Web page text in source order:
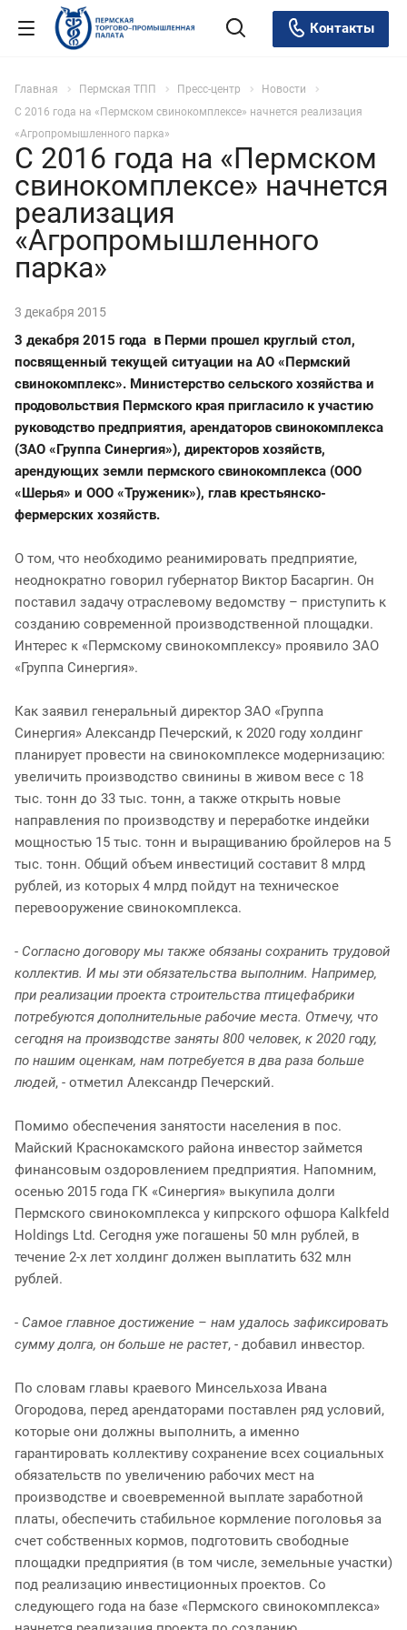
Контакты
Главная Пермская ТПП Пресс-центр
Новости
С 2016 года на «Пермском свинокомплексе» начнется реализация
«Агропромышленного парка»
С 2016 года на «Пермском
свинокомплексе» начнется
реализация
«Агропромышленного
парка»
3 декабря 2015
3 декабря 2015 года в Перми прошел круглый стол,
посвященный текущей ситуации на АО «Пермский
свинокомплекс». Министерство сельского хозяйства и
продовольствия Пермского края пригласило к участию
руководство предприятия, арендаторов свинокомплекса
(ЗАО «Группа Синергия»), директоров хозяйств,
арендующих земли пермского свинокомплекса (ООО
«Шерья» и ООО «Труженик»), глав крестьянско-
фермерских хозяйств.
О том, что необходимо реанимировать предприятие,
неоднократно говорил губернатор Виктор Басаргин. Он
поставил задачу отраслевому ведомству – приступить к
созданию современной производственной площадки.
Интерес к «Пермскому свинокомплексу» проявило ЗАО
«Группа Синергия».
Как заявил генеральный директор ЗАО «Группа
Синергия» Александр Печерский, к 2020 году холдинг
планирует провести на свинокомплексе модернизацию:
увеличить производство свинины в живом весе с 18
тыс. тонн до 33 тыс. тонн, а также открыть новые
направления по производству и переработке индейки
мощностью 15 тыс. тонн и выращиванию бройлеров на 5
тыс. тонн. Общий объем инвестиций составит 8 млрд
рублей, из которых 4 млрд пойдут на техническое
перевооружение свинокомплекса.
- Согласно договору мы также обязаны сохранить трудовой
коллектив. И мы эти обязательства выполним. Например,
при реализации проекта строительства птицефабрики
потребуются дополнительные рабочие места. Отмечу, что
сегодня на производстве заняты 800 человек, к 2020 году,
по нашим оценкам, нам потребуется в два раза больше
людей, - отметил Александр Печерский.
Помимо обеспечения занятости населения в пос.
Майский Краснокамского района инвестор займется
финансовым оздоровлением предприятия. Напомним,
осенью 2015 года ГК «Синергия» выкупила долги
Пермского свинокомплекса у кипрского офшора Kalkfeld
Holdings Ltd. Сегодня уже погашены 50 млн рублей, в
течение 2-х лет холдинг должен выплатить 632 млн
рублей.
- Самое главное достижение – нам удалось зафиксировать
сумму долга, он больше не растет, - добавил инвестор.
По словам главы краевого Минсельхоза Ивана
Огородова, перед арендаторами поставлен ряд условий,
которые они должны выполнить, а именно
гарантировать коллективу сохранение всех социальных
обязательств по увеличению рабочих мест на
производстве и своевременной выплате заработной
платы, обеспечить стабильное кормление поголовья за
счет собственных кормов, подготовить свободные
площадки предприятия (в том числе, земельные участки)
под реализацию инвестиционных проектов. Со
следующего года на базе «Пермского свинокомплекса»